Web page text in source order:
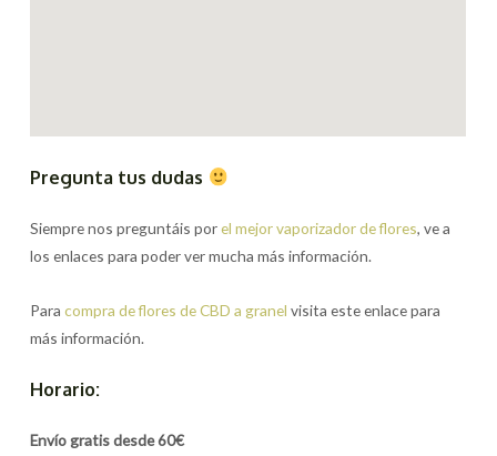
Pregunta tus dudas
Siempre nos preguntáis porel mejor vaporizador de flores, ve a
los enlaces para poder ver mucha más información.
Paracompra de flores de CBD a granel visita este enlace para
más información.
Horario:
Envío gratis desde 60€